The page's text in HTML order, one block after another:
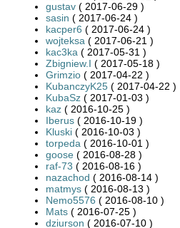
gustav ( 2017-06-29 )
sasin ( 2017-06-24 )
kacper6 ( 2017-06-24 )
wojteksa ( 2017-06-21 )
kac3ka ( 2017-05-31 )
Zbigniew.I ( 2017-05-18 )
Grimzio ( 2017-04-22 )
KubanczyK25 ( 2017-04-22 )
KubaSz ( 2017-01-03 )
kaz ( 2016-10-25 )
Iberus ( 2016-10-19 )
Kluski ( 2016-10-03 )
torpeda ( 2016-10-01 )
goose ( 2016-08-28 )
raf-73 ( 2016-08-16 )
nazachod ( 2016-08-14 )
matmys ( 2016-08-13 )
Nemo5576 ( 2016-08-10 )
Mats ( 2016-07-25 )
dziurson ( 2016-07-10 )